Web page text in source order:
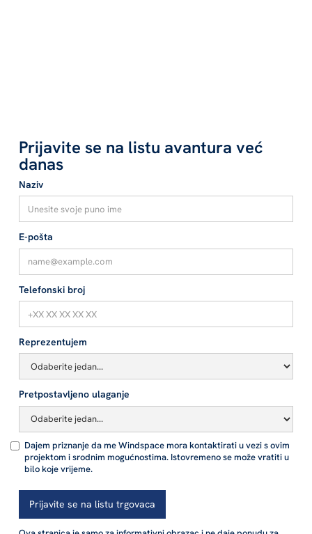
Prijavite se na listu avantura već
danas
Naziv
E-pošta
Telefonski broj
Reprezentujem
Pretpostavljeno ulaganje
Dajem priznanje da me Windspace mora kontaktirati u vezi s ovim
projektom i srodnim mogućnostima. Istovremeno se može vratiti u
bilo koje vrijeme.